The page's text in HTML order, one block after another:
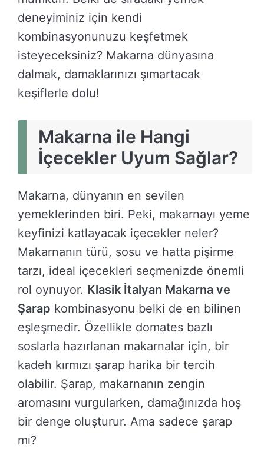
deneyiminiz için kendi
kombinasyonunuzu keşfetmek
isteyeceksiniz? Makarna dünyasına
dalmak, damaklarınızı şımartacak
keşiflerle dolu!
Makarna ile Hangi
İçecekler Uyum Sağlar?
Makarna, dünyanın en sevilen
yemeklerinden biri. Peki, makarnayı yeme
keyfinizi katlayacak içecekler neler?
Makarnanın türü, sosu ve hatta pişirme
tarzı, ideal içecekleri seçmenizde önemli
rol oynuyor. Klasik İtalyan Makarna ve
Şarap kombinasyonu belki de en bilinen
eşleşmedir. Özellikle domates bazlı
soslarla hazırlanan makarnalar için, bir
kadeh kırmızı şarap harika bir tercih
olabilir. Şarap, makarnanın zengin
aromasını vurgularken, damağınızda hoş
bir denge oluşturur. Ama sadece şarap
mı?